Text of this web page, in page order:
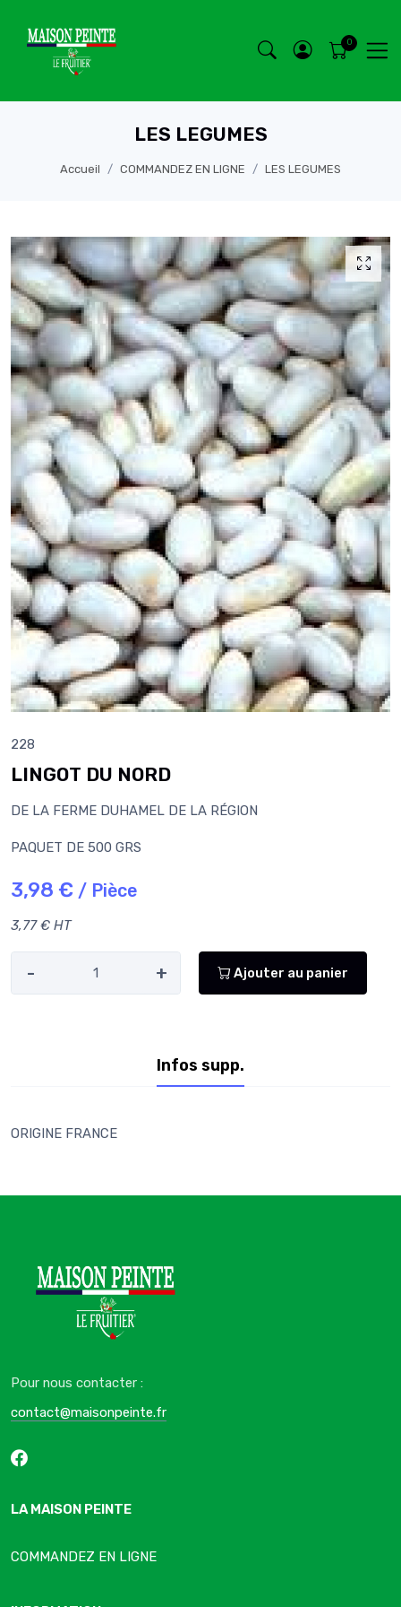
LES LEGUMES
Accueil COMMANDEZ EN LIGNE LES LEGUMES
228
LINGOT DU NORD
DE LA FERME DUHAMEL DE LA RÉGION
PAQUET DE 500 GRS
3,98 € / Pièce
3,77 € HT
- + Ajouter au panier
Infos supp.
ORIGINE FRANCE
Pour nous contacter :
contact@maisonpeinte.fr
LA MAISON PEINTE
COMMANDEZ EN LIGNE